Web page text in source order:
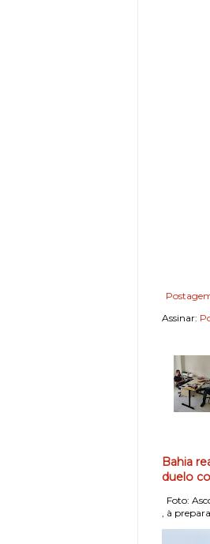
Assinar:
Bahia
duelo
Foto:
, à